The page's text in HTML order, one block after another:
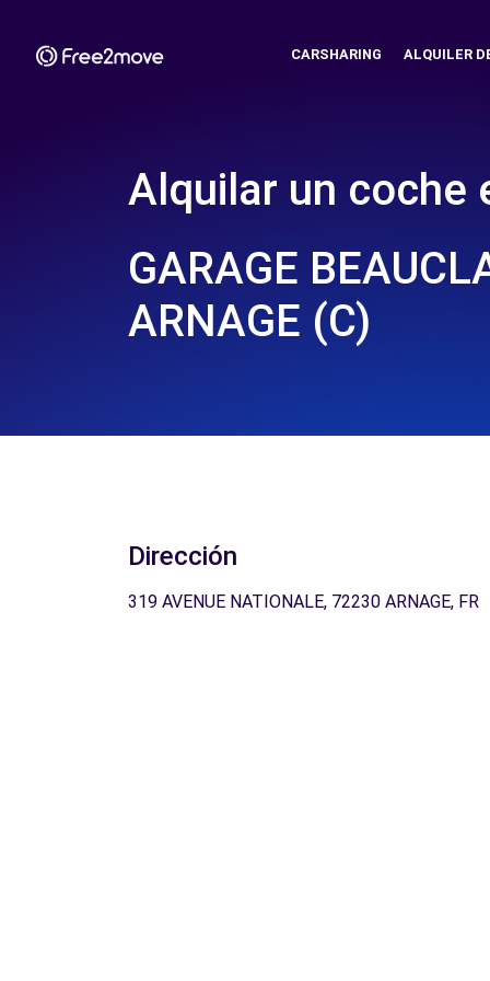
CARSHARING ALQUILER
Alquilar un coche
GARAGE
ARNAGE (C)
Dirección
319 AVENUE NATIONALE, 72230 ARNAGE, FR